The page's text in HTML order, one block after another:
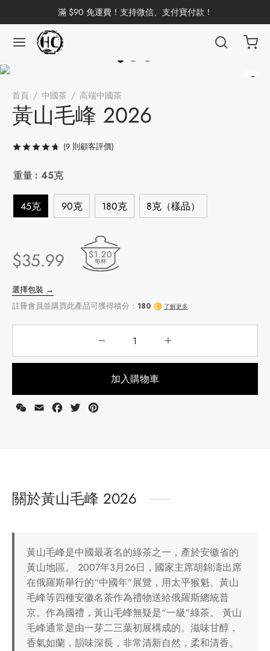
滿 $90 免運費！支持微信、支付寶付款！
首頁 / 中國茶 / 高端中國茶
黃山毛峰 2026
評分/ 5，已有
(9 則顧客評價)
重量 : 45克
45克 90克 180克 8克（樣品）
$35.99 $1.20
每杯
選擇包裝 →
註冊會員並購買此產品可獲得積分：
加入購物車
WeChat
Email Facebook
Twitter
關於黃山毛峰 2026
黃山毛峰是中國最著名的綠茶之一，產於安徽省的
黃山地區。 2007年3月26日，國家主席胡錦濤出席
在俄羅斯舉行的“中國年”展覽，用太平猴魁、黃山
毛峰等四種安徽名茶作為禮物送給俄羅斯總統普
京。作為國禮，黃山毛峰無疑是“一級”綠茶。 黃山
毛峰通常是由一芽二三葉初展構成的。滋味甘醇，
香氣如蘭，韻味深長，非常清新自然，柔和清香。
返回
分類
分類
返回
返回
分類
返回
分類
返回
因含量分類
返回
分類
返回
分類
返回
周邊
具
返回